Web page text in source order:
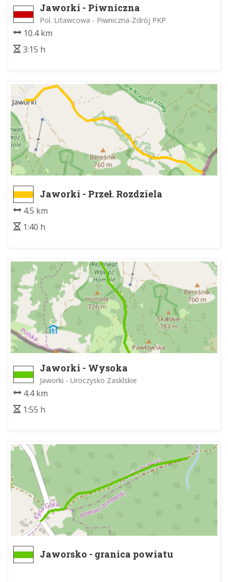
Jaworki - Piwniczna
Pol. Litawcowa - Piwniczna-Zdrój PKP
10.4 km
3:15 h
Jaworki - Przeł. Rozdziela
4.5 km
1:40 h
Jaworki - Wysoka
Jaworki - Uroczysko Zasklskie
4.4 km
1:55 h
Jaworsko - granica powiatu